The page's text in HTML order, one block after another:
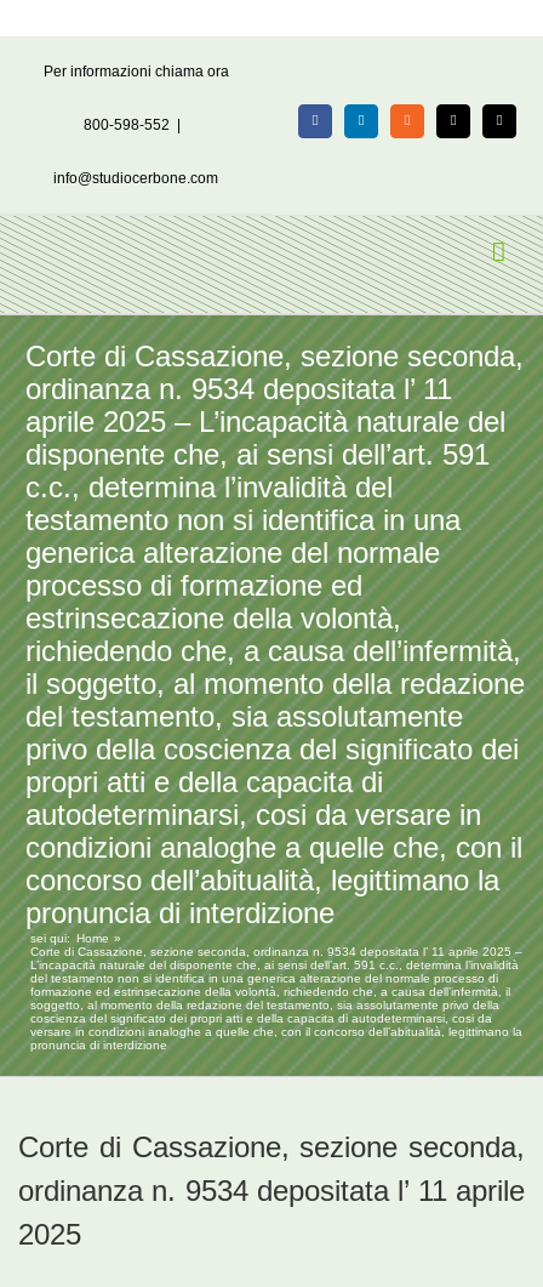
Per informazioni chiama ora
800-598-552
info@studiocerbone.com
FacebookLinkedIn Rss X Email
Corte di Cassazione, sezione seconda,
ordinanza n. 9534 depositata l’ 11
aprile 2025 – L’incapacità naturale del
disponente che, ai sensi dell’art. 591
c.c., determina l’invalidità del
testamento non si identifica in una
generica alterazione del normale
processo di formazione ed
estrinsecazione della volontà,
richiedendo che, a causa dell’infermità,
il soggetto, al momento della redazione
del testamento, sia assolutamente
privo della coscienza del significato dei
propri atti e della capacita di
autodeterminarsi, cosi da versare in
condizioni analoghe a quelle che, con il
concorso dell’abitualità, legittimano la
pronuncia di interdizione
sei qui:
Home
Corte di Cassazione, sezione seconda, ordinanza n. 9534 depositata l’ 11 aprile 2025 –
L’incapacità naturale del disponente che, ai sensi dell’art. 591 c.c., determina l’invalidità
del testamento non si identifica in una generica alterazione del normale processo di
formazione ed estrinsecazione della volontà, richiedendo che, a causa dell’infermità, il
soggetto, al momento della redazione del testamento, sia assolutamente privo della
coscienza del significato dei propri atti e della capacita di autodeterminarsi, cosi da
versare in condizioni analoghe a quelle che, con il concorso dell’abitualità, legittimano la
pronuncia di interdizione
Corte di Cassazione, sezione seconda,
ordinanza n. 9534 depositata l’ 11 aprile
2025